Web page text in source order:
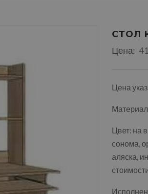
СТОЛ
Цена:
Цена
Цвет: на
сонома,
аляска,